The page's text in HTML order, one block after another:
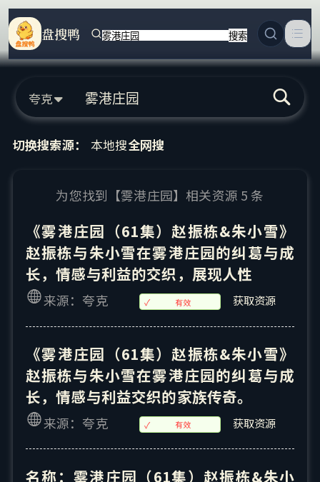
盘搜鸭 搜索
夸克
切换搜索源： 本地搜全网搜
为您找到【雾港庄园】相关资源 5条
《雾港庄园（61集）赵振栋&朱小雪》
赵振栋与朱小雪在雾港庄园的纠葛与成
长，情感与利益的交织，展现人性
来源：夸克 ✓ 有效 获取资源
《雾港庄园（61集）赵振栋&朱小雪》
赵振栋与朱小雪在雾港庄园的纠葛与成
长，情感与利益交织的家族传奇。
来源：夸克 ✓ 有效 获取资源
名称：雾港庄园（61集）赵振栋&朱小